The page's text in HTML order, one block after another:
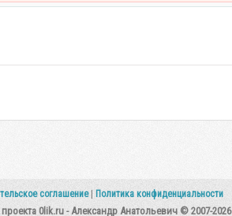
соглашение Политика конфиденциальности
0lik.ru - Александр Анатольевич © 2007-2026